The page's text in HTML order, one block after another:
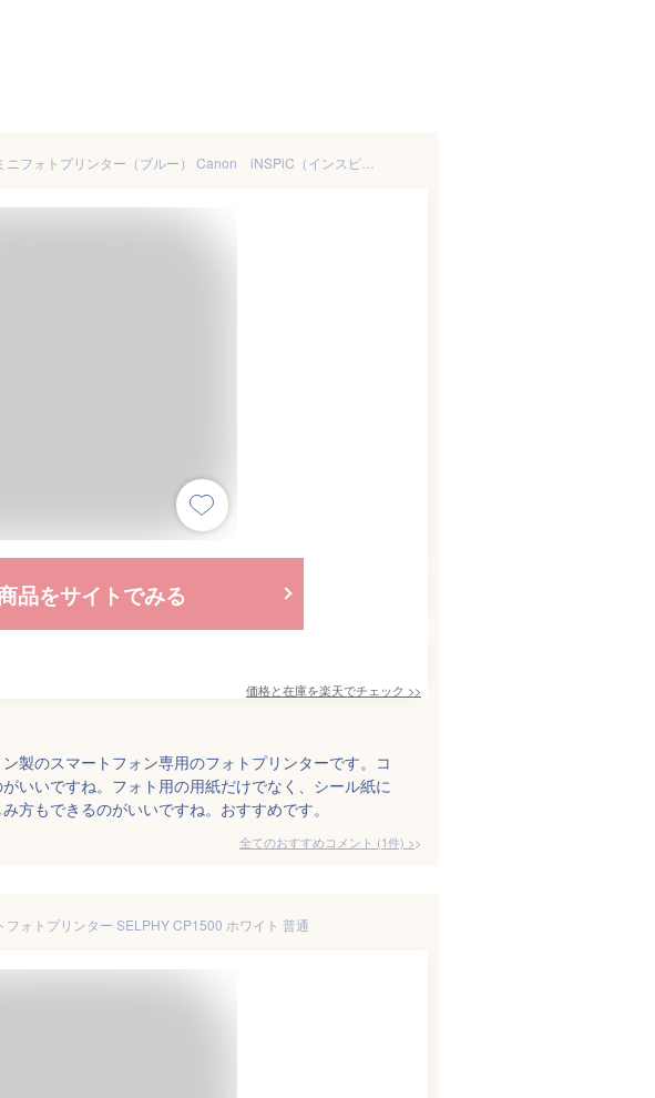
品をサイトでみる
価格と在庫を楽天でチェック >>
製のスマートフォン専用のフォトプリンターです。コ
いいですね。フォト用の用紙だけでなく、シール紙に
方もできるのがいいですね。おすすめです。
全てのおすすめコメント (1件) >
フォトプリンター SELPHY CP1500 ホワイト 普通